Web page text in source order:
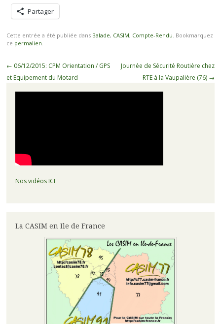
Partager
Cette entrée a été publiée dans Balade, CASIM, Compte-Rendu. Bookmarquez
ce permalien.
Navigation
des
← 06/12/2015: CPM Orientation / GPS
et Equipement du Motard
Journée de Sécurité Routière chez
RTE à la Vaupalière (76) →
Nos vidéos ICI
La CASIM en Ile de France